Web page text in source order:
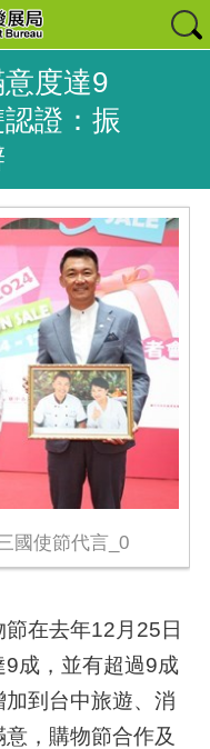
度達9
證：振
國使節代言_0
在去年12月25日
成，並有超過9成
到台中旅遊、消
，購物節合作及